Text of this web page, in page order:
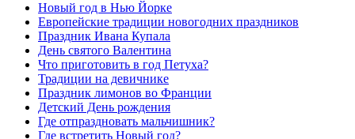
Новый год в Нью Йорке
Европейские традиции новогодних праздников
Праздник Ивана Купала
День святого Валентина
Что приготовить в год Петуха?
Традиции на девичнике
Праздник лимонов во Франции
Детский День рождения
Где отпраздновать мальчишник?
Где встретить Новый год?